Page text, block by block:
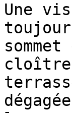
Une
cloître